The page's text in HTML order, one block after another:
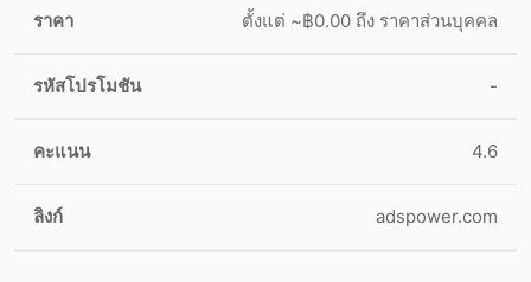
ตั้งแต่ ~฿0.00 ถึง ราคาส่วนบุคคล
-
4.6
adspower.com